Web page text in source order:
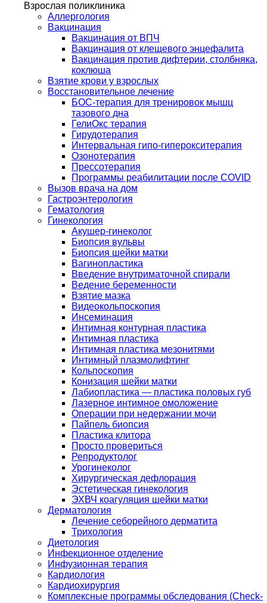
Взрослая поликлиника
Аллергология
Вакцинация
Вакцинация от ВПЧ
Вакцинация от клещевого энцефалита
Вакцинация против дифтерии, столбняка,
коклюша
Взятие крови у взрослых
Восстановительное лечение
БОС-терапия для тренировок мышц
тазового дна
ГелиОкс терапия
Гирудотерапия
Интервальная гипо-гиперокситерапия
Озонотерапия
Прессотерапия
Программы реабилитации после СOVID
Вызов врача на дом
Гастроэнтерология
Гематология
Гинекология
Акушер-гинеколог
Биопсия вульвы
Биопсия шейки матки
Вагинопластика
Введение внутриматочной спирали
Ведение беременности
Взятие мазка
Видеокольпоскопия
Инсеминация
Интимная контурная пластика
Интимная пластика
Интимная пластика мезонитями
Интимный плазмолифтинг
Кольпоскопия
Конизация шейки матки
Лабиопластика — пластика половых губ
Лазерное интимное омоложение
Операции при недержании мочи
Пайпель биопсия
Пластика клитора
Просто провериться
Репродуктолог
Урогинеколог
Хирургическая дефлорация
Эстетическая гинекология
ЭХВЧ коагуляция шейки матки
Дерматология
Лечение себорейного дерматита
Трихология
Диетология
Инфекционное отделение
Инфузионная терапия
Кардиология
Кардиохирургия
Комплексные программы обследования (Check-